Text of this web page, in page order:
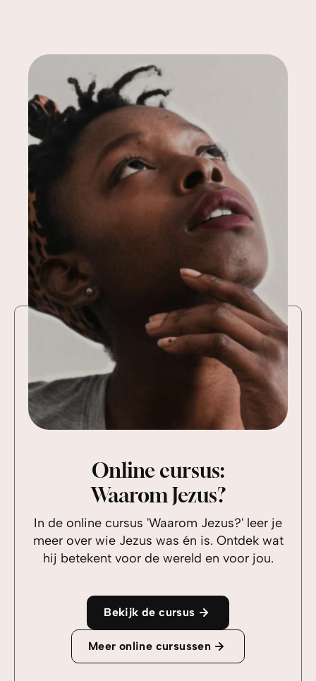
Online cursus:
Waarom Jezus?
In de online cursus 'Waarom Jezus?' leer je
meer over wie Jezus was én is. Ontdek wat
hij betekent voor de wereld en voor jou.
Bekijk de cursus
Meer online cursussen